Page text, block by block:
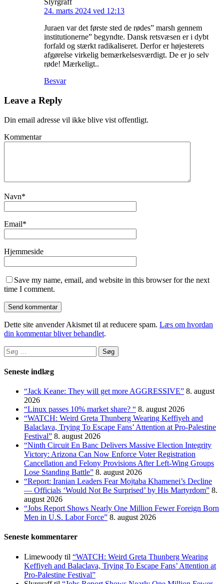
Slyrgraff
24. marts 2024 ved 12:13
Juraen var det første sted de rødes” marsh gennem
institutionerne” begyndte. Dansk retsvæsen er i dybt
forfald og stærkt radikaliseret. Derfor er højesterets
afgørelse virkelig bemærkelsesværdigt. De er jo selv
røde! Mærkeligt..
Besvar
Leave a Reply
Din email adresse vil ikke blive vist offentligt.
Kommentar
Navn*
Email*
Hjemmeside
Save my name, email, and website in this browser for the next
time I comment.
Dette site anvender Akismet til at reducere spam. Læs om hvordan
din kommentar bliver behandlet.
Søg
efter:
Seneste indlæg
“Jack Keane: They will get more AGGRESSIVE” 8. august
2026
“Linux passes 10% market share? “ 8. august 2026
“WATCH: Weird Greta Thunberg Wearing Keffiyeh and
Balaclava, Trying To Escape Fans’ Attention at Pro-Palestine
Festival” 8. august 2026
“Ninth Circuit En Banc Delivers Massive Election Integrity
Victory: Arizona Can Now Enforce Voter Registration
Cancellation and Felony Provisions After Left-Wing Groups
Lose Standing Battle” 8. august 2026
“Report: Iranian Leaders Fear Mojtaba Khamenei’s Decline
— Officials ‘Would Not Be Surprised’ by His Martyrdom” 8.
august 2026
“Jobs Report Shows Nearly One Million Fewer Foreign Born
Men in U.S. Labor Force” 8. august 2026
Seneste kommentarer
Limewoody til “WATCH: Weird Greta Thunberg Wearing
Keffiyeh and Balaclava, Trying To Escape Fans’ Attention at
Pro-Palestine Festival”